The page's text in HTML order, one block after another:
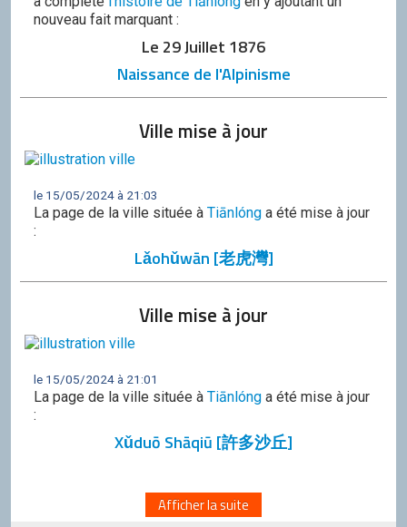
nouveau fait marquant :
Le 29 Juillet 1876
Naissance de l'Alpinisme
Ville mise à jour
le 15/05/2024 à 21:03
La page de la ville située à Tiānlóng a été mise à jour
:
Lǎohǔwān [老虎灣]
Ville mise à jour
le 15/05/2024 à 21:01
La page de la ville située à Tiānlóng a été mise à jour
:
Xǔduō Shāqiū [許多沙丘]
Afficher la suite